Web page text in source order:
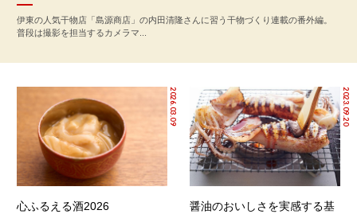
伊東の人気干物店「島源商店」の内田清隆さんに習う干物づくり連載の番外編。
普段は撮影を担当するカメラマ...
2026.03.09
心ふるえる酒2026
2023.09.20
醤油のおいしさを実感する基